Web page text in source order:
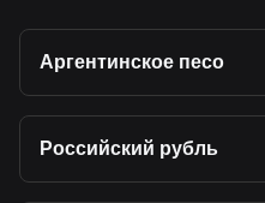
Аргентинское песо
Российский рубль